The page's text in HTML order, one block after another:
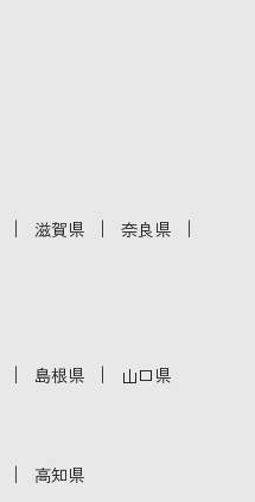
｜ 滋賀県 ｜ 奈良県 ｜
｜ 島根県 ｜ 山口県
｜ 高知県